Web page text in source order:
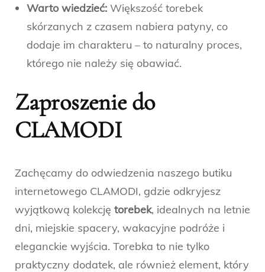
Warto wiedzieć: Większość torebek
skórzanych z czasem nabiera patyny, co
dodaje im charakteru – to naturalny proces,
którego nie należy się obawiać.
Zaproszenie do
CLAMODI
Zachęcamy do odwiedzenia naszego butiku
internetowego CLAMODI, gdzie odkryjesz
wyjątkową kolekcję torebek, idealnych na letnie
dni, miejskie spacery, wakacyjne podróże i
eleganckie wyjścia. Torebka to nie tylko
praktyczny dodatek, ale również element, który